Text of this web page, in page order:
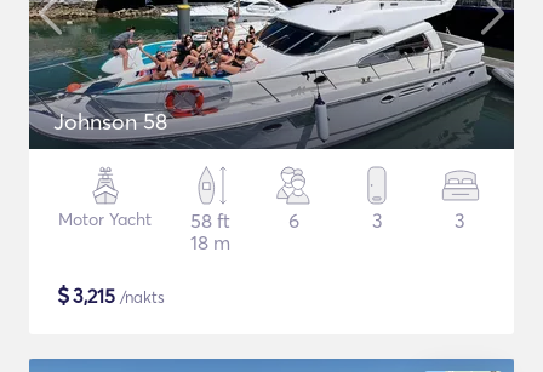
Johnson 58
Motor Yacht
58 ft
18 m
6 3 3
$3,215 /nakts